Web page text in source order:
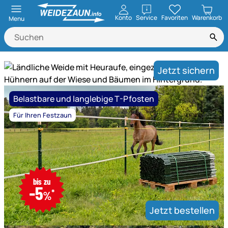
Menu Konto ServiceöffnenFavoriten Warenkorb
Weidezaun.info ist Experte für
Mega
Saison-
Schlussverkauf!
Weidezaun,
Heuraufen
und
Hühnerhaltung
-
bis
31.08.2026,
13
Uhr
Jetzt sichern
Belastbare und langlebige T-Pfosten
Für Ihren Festzaun
nur
bis
31.08.2026,
13
Uhr
bis zu
-5%*
Jetzt bestellen